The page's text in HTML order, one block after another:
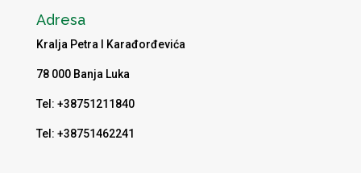
Adresa
Kralja Petra I Karađorđevića
78 000 Banja Luka
Tel: +38751211840
Tel: +38751462241